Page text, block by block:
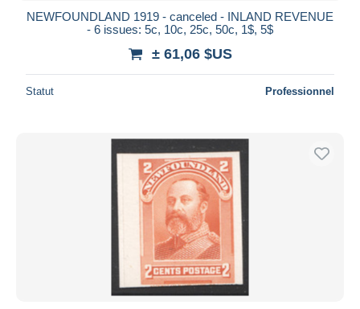
NEWFOUNDLAND 1919 - canceled - INLAND REVENUE
- 6 issues: 5c, 10c, 25c, 50c, 1$, 5$
± 61,06 $US
Statut Professionnel